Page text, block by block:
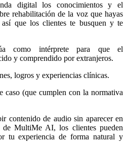
digital los conocimientos y el
rehabilitación de la voz que hayas
así que los clientes te busquen y te
como intérprete para que el
y comprendido por extranjeros.
logros y experiencias clínicas.
caso (que cumplen con la normativa
contenido de audio sin aparecer en
MultiMe AI, los clientes pueden
tu experiencia de forma natural y